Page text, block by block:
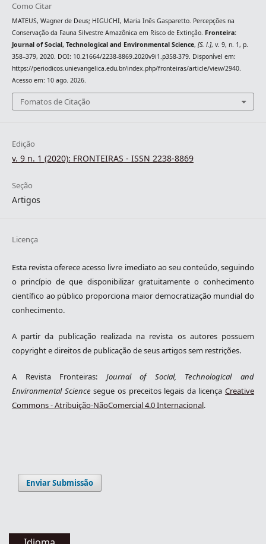
Como Citar
MATEUS, Wagner de Deus; HIGUCHI, Maria Inês Gasparetto. Percepções na
Conservação da Fauna Silvestre Amazônica em Risco de Extinção. Fronteira:
Journal of Social, Technological and Environmental Science, [S. l.], v. 9, n. 1, p.
358–379, 2020. DOI: 10.21664/2238-8869.2020v9i1.p358-379. Disponível em:
https://periodicos.unievangelica.edu.br/index.php/fronteiras/article/view/2940.
Acesso em: 10 ago. 2026.
Fomatos de Citação
Edição
v. 9 n. 1 (2020): FRONTEIRAS - ISSN 2238-8869
Seção
Artigos
Licença
Esta revista oferece acesso livre imediato ao seu conteúdo, seguindo
o princípio de que disponibilizar gratuitamente o conhecimento
científico ao público proporciona maior democratização mundial do
conhecimento.
A partir da publicação realizada na revista os autores possuem
copyright e direitos de publicação de seus artigos sem restrições.
A Revista Fronteiras: Journal of Social, Technological and
Environmental Science segue os preceitos legais da licençaCreative
Commons - Atribuição-NãoComercial 4.0 Internacional.
Enviar Submissão